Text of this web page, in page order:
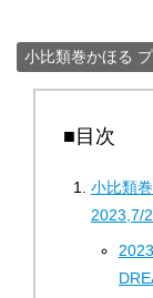
小比類巻かほる
■目次
小比類
2023,7/